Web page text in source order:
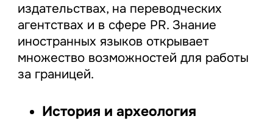
издательствах, на переводческих
агентствах и в сфере PR. Знание
иностранных языков открывает
множество возможностей для работы
за границей.
История и археология